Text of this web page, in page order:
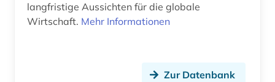
langfristige Aussichten für die globale
Wirtschaft. Mehr Informationen
Zur Datenbank